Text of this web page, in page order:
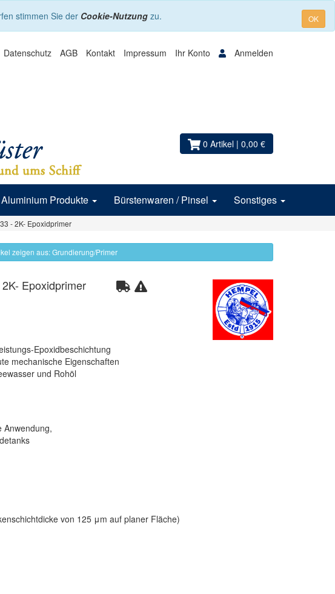
stimmen Sie der Cookie-Nutzung zu. OK
Datenschutz AGB Kontakt Impressum Ihr Konto Anmelden
0 Artikel | 0,00 €
Aluminium Produkte Bürstenwaren / Pinsel Sonstiges
- 2K- Epoxidprimer
zeigen aus: Grundierung/Primer
Epoxidprimer
Epoxidbeschichtung
mechanische Eigenschaften
und Rohöl
Anwendung,
von 125 μm auf planer Fläche)